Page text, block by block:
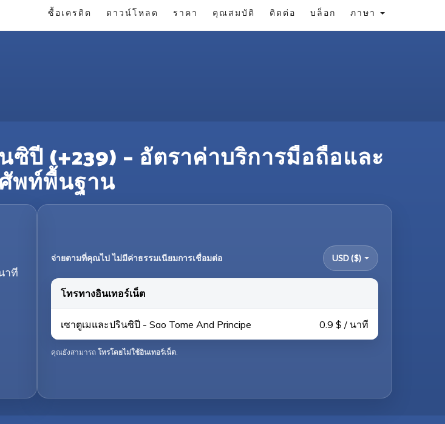
ซื้อเครดิต ดาวน์โหลด ราคา คุณสมบัติ ติดต่อ บล็อก ภาษา
ซิปี (+239) – อัตราค่าบริการมือถือและ
พท์พื้นฐาน
าที
จ่ายตามที่คุณไป ไม่มีค่าธรรมเนียมการเชื่อมต่อ USD ($)
โทรทางอินเทอร์เน็ต
เซาตูเมและปรินซิปี - Sao Tome And Principe 0.9 $ / นาที
คุณยังสามารถ โทรโดยไม่ใช้อินเทอร์เน็ต